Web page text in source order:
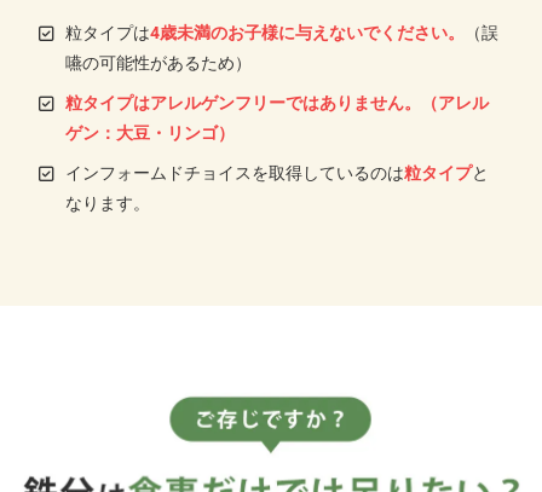
粒タイプは4歳未満のお子様に与えないでください。
（誤
嚥の可能性があるため）
粒タイプはアレルゲンフリーではありません。（アレル
ゲン：大豆・リンゴ）
インフォームドチョイスを取得しているのは粒タイプと
なります。